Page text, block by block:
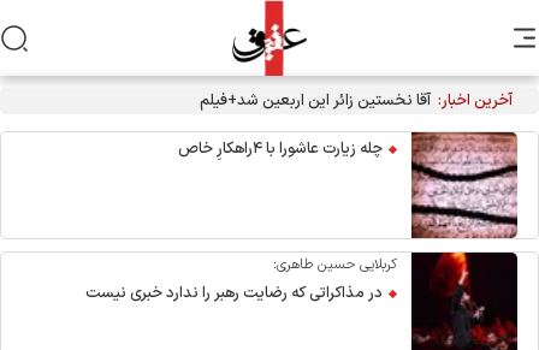
آخرین اخبار: آقا نخستین زائر این اربعین شد+فیلم
چله زیارت عاشورا با ۴راهکارِ خاص
کربلایی حسین طاهری:
در مذاکراتی که رضایت رهبر را ندارد خبری نیست